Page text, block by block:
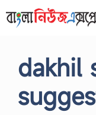
to
dakhil